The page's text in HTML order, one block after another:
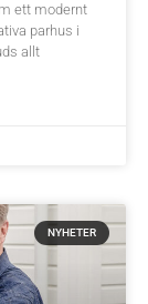
ett modernt
parhus i
allt
NYHETER